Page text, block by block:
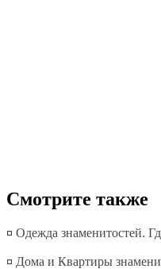
Смотрите также
¤ Одежда знаменитостей.
¤ Дома и Квартиры